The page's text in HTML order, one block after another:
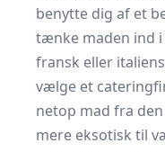
benytte dig af et
tænke maden ind
fransk eller
vælge et
netop mad fra
mere eksotisk til